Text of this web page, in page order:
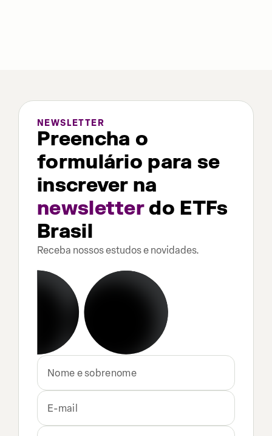
NEWSLETTER
Preencha o
formulário para se
inscrever na
newsletterdo ETFs
Brasil
Receba nossos estudos e novidades.